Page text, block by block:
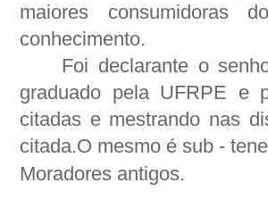
maiores
conhecimento.
Foi declarante o
graduado pela UFRPE e
citadas e mestrando nas
citada.O mesmo é sub -
Moradores antigos.